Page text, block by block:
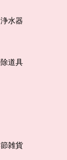
水器
道具
雑貨